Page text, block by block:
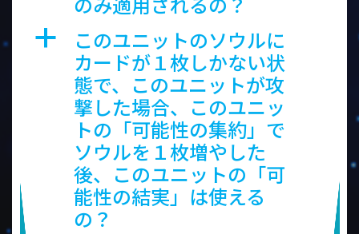
a
このユニットのソウルに
カードが１枚しかない状
態で、このユニットが攻
撃した場合、このユニッ
トの「可能性の集約」で
ソウルを１枚増やした
後、このユニットの「可
能性の結実」は使える
の？